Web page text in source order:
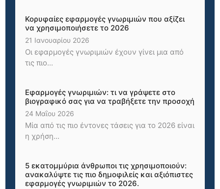
Κορυφαίες εφαρμογές γνωριμιών που αξίζει
να χρησιμοποιήσετε το 2026
21 Ιανουαρίου 2026
Οι εφαρμογές γνωριμιών έχουν γίνει μια από
τις πιο...
Εφαρμογές γνωριμιών: τι να γράψετε στο
βιογραφικό σας για να τραβήξετε την προσοχή
24 Μαΐου 2026
Μία από τις πιο έντονες τάσεις για το 2026 είναι
η χρήση...
5 εκατομμύρια άνθρωποι τις χρησιμοποιούν:
ανακαλύψτε τις πιο δημοφιλείς και αξιόπιστες
εφαρμογές γνωριμιών το 2026.